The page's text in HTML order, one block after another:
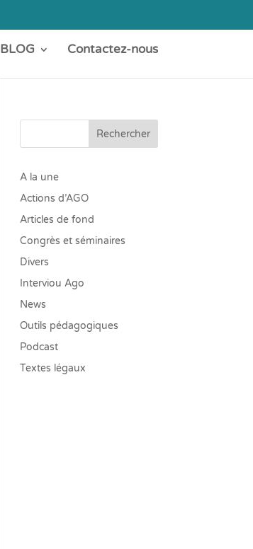
BLOG Contactez-nous
Rechercher
A la une
Actions d’AGO
Articles de fond
Congrès et séminaires
Divers
Interviou Ago
News
Outils pédagogiques
Podcast
Textes légaux